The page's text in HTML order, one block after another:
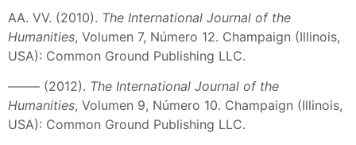
AA. VV. (2010). The International Journal of the
Humanities, Volumen 7, Número 12. Champaign (Illinois,
USA): Common Ground Publishing LLC.
––––– (2012). The International Journal of the
Humanities, Volumen 9, Número 10. Champaign (Illinois,
USA): Common Ground Publishing LLC.